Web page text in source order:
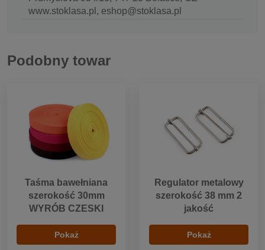
www.stoklasa.pl, eshop@stoklasa.pl
Podobny towar
Taśma bawełniana
szerokość 30mm
WYRÓB CZESKI
Pokaż
Regulator metalowy
szerokość 38 mm 2
jakość
Pokaż